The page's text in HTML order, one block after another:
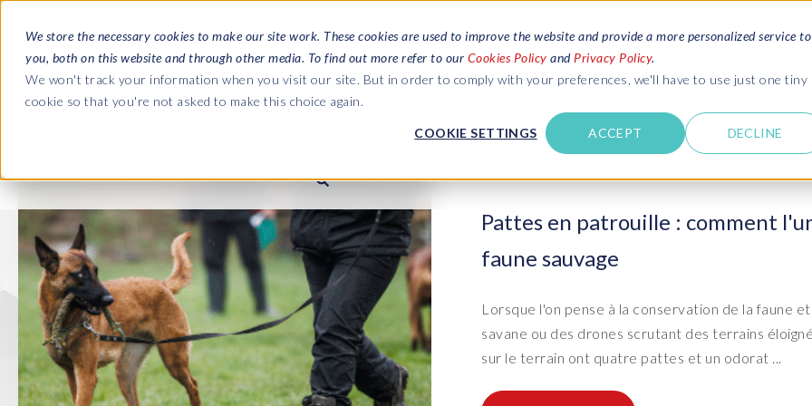
We store the necessary cookies to make our site work. These cookies are used to improve the website and provide a more personalized service to
you, both on this website and through other media. To find out more refer to our Cookies Policy and Privacy Policy.
We won't track your information when you visit our site. But in order to comply with your preferences, we'll have to use just one tiny
cookie so that you're not asked to make this choice again.
COOKIE SETTINGS ACCEPT DECLINE
LOGICIELS
SAP HCM et Paie
HCM Productivity Suite
Query Manager
Query Manager Add-ons
Paysages SAP et Gestion des
Suite Data Sync Manager (DSM)
- System Builder/Shell Sync
SERVICES
SAP HCM et Paie
PRISM for Payroll
SAP SuccessFactors Integration
monitoring
Payroll reporting
Paysage SAP et Gestion des
Migrations PRISM vers S/4HANA
System Landscape Optimization
OBTENIR UNE ESTIMATION RESOURCES
Payroll to SAP SuccessFactors
SAP S/4HANA data and
landscape management
Road to SAP data privacy
compliance
Lire les dernières actualités sur SAP
confidentialité et Cloud
Télécharger des e-books gratuits, des
guides complets et plus encore
Entreprise
Qui sommes nous?
Notre culture
Carrières
Partenaires
Contactez-nous
Support
Dernières actualités
INSPIRE events
Pattes en patrouille : comment
faune sauvage
Lorsque l'on pense à la conservation de la faune
savane ou des drones scrutant des terrains
sur le terrain ont quatre pattes et un odorat ...